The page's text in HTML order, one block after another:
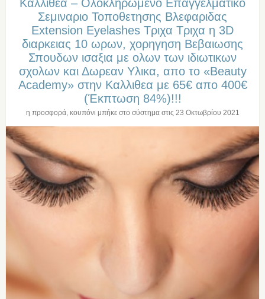
Καλλιθεα – Ολοκληρωμενο Επαγγελματικο
Σεμιναριο Τοποθετησης Βλεφαριδας
Extension Eyelashes Τριχα Τριχα η 3D
διαρκειας 10 ωρων, χορηγηση Βεβαιωσης
Σπουδων ισαξια με ολων των ιδιωτικων
σχολων και Δωρεαν Υλικα, απο το «Beauty
Academy» στην Καλλιθεα με 65€ απο 400€
(Έκπτωση 84%)!!!
η προσφορά, κουπόνι μπήκε στο σύστημα στις 23 Οκτωβρίου 2021